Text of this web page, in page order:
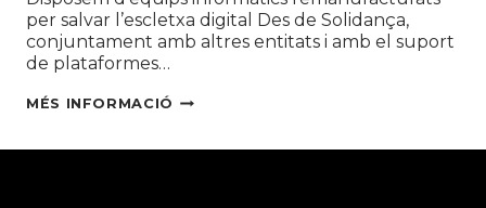
per salvar l’escletxa digital Des de Solidança,
conjuntament amb altres entitats i amb el suport
de plataformes…
MÉS INFORMACIÓ SALVEM